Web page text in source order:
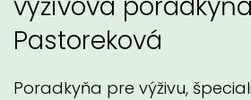
Pastoreková
Poradkyňa pre výživu,